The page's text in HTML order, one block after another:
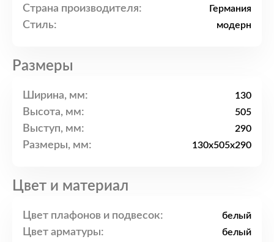
Страна производителя: Германия
Стиль: модерн
Размеры
Ширина, мм: 130
Высота, мм: 505
Выступ, мм: 290
Размеры, мм: 130x505x290
Цвет и материал
Цвет плафонов и подвесок: белый
Цвет арматуры: белый